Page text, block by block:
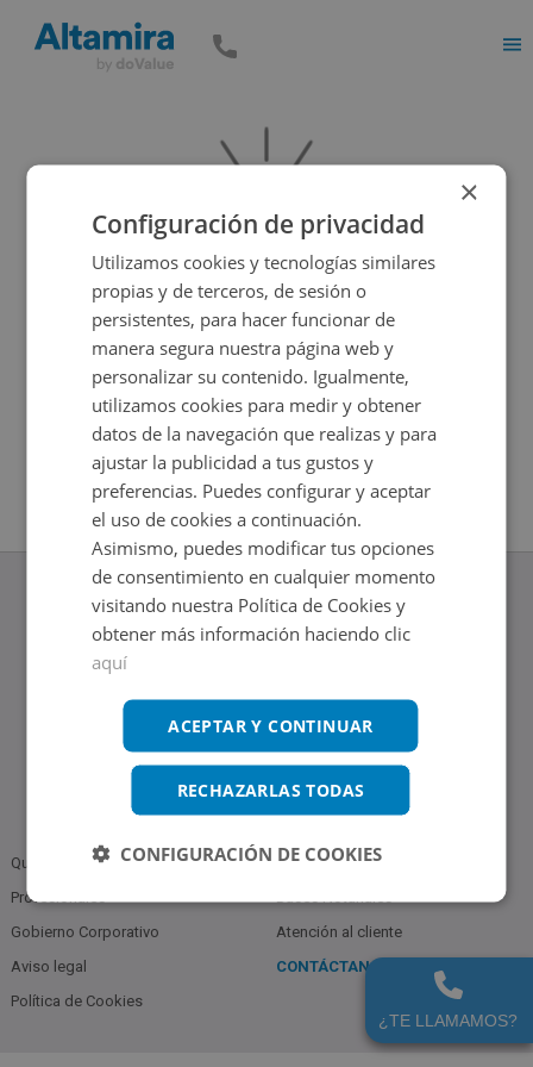
Vaya, parece que el inmueble que estás buscando es
incorrecto, pero tenemos muchas más opciones...
Volver a buscar
Edificio Skylight
Avenida de Manoteras 14-16, 28050, Madrid
Quiénes somos
Profesionales
Gobierno Corporativo
Aviso legal
Política de Cookies
Política de Privacidad
Atención al cliente
CONTÁCTANOS
×
Configuración de privacidad
Utilizamos cookies y tecnologías similares
propias y de terceros, de sesión o
persistentes, para hacer funcionar de
manera segura nuestra página web y
personalizar su contenido. Igualmente,
utilizamos cookies para medir y obtener
datos de la navegación que realizas y para
ajustar la publicidad a tus gustos y
preferencias. Puedes configurar y aceptar
el uso de cookies a continuación.
Asimismo, puedes modificar tus opciones
de consentimiento en cualquier momento
visitando nuestra Política de Cookies y
obtener más información haciendo clic
aquí
ACEPTAR Y CONTINUAR
RECHAZARLAS TODAS
CONFIGURACIÓN DE COOKIES